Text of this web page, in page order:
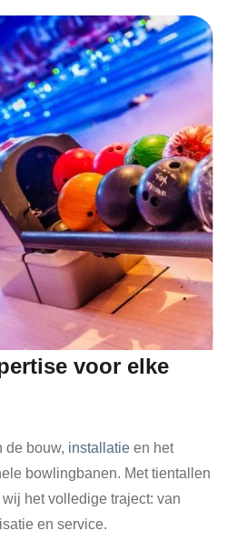
voor elke
de bouw, installatie en het
bowlingbanen. Met tientallen
het volledige traject: van
en service.